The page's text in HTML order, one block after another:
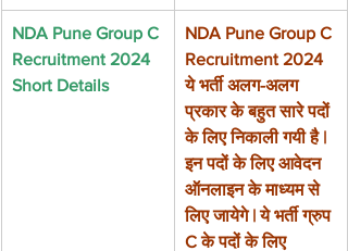
NDA Pune Group C
Recruitment 2024
Short Details
NDA Pune Group C
Recruitment 2024
ये भर्ती अलग-अलग
प्रकार के बहुत सारे पदों
के लिए निकाली गयी है |
इन पदों के लिए आवेदन
ऑनलाइन के माध्यम से
लिए जायेगे | ये भर्ती ग्रुप
C के पदों के लिए